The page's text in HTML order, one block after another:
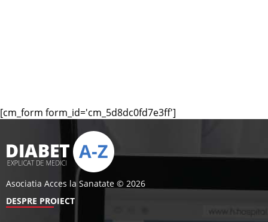
[cm_form form_id='cm_5d8dc0fd7e3ff']
Asociatia Acces la Sanatate © 2026
DESPRE PROIECT